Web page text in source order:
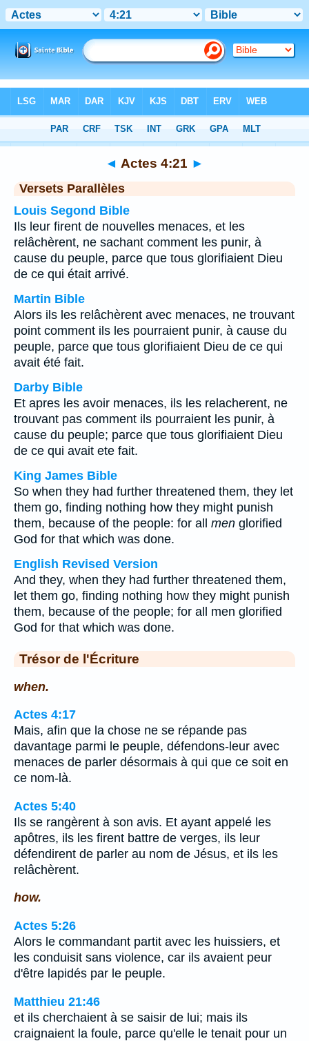
Chapitre 4> Verset 21
◄ Actes 4:21 ►
Versets Parallèles
Louis Segond Bible
Ils leur firent de nouvelles menaces, et les
relâchèrent, ne sachant comment les punir, à
cause du peuple, parce que tous glorifiaient Dieu
de ce qui était arrivé.
Martin Bible
Alors ils les relâchèrent avec menaces, ne trouvant
point comment ils les pourraient punir, à cause du
peuple, parce que tous glorifiaient Dieu de ce qui
avait été fait.
Darby Bible
Et apres les avoir menaces, ils les relacherent, ne
trouvant pas comment ils pourraient les punir, à
cause du peuple; parce que tous glorifiaient Dieu
de ce qui avait ete fait.
King James Bible
So when they had further threatened them, they let
them go, finding nothing how they might punish
them, because of the people: for all men glorified
God for that which was done.
English Revised Version
And they, when they had further threatened them,
let them go, finding nothing how they might punish
them, because of the people; for all men glorified
God for that which was done.
Trésor de l'Écriture
when.
Actes 4:17
Mais, afin que la chose ne se répande pas
davantage parmi le peuple, défendons-leur avec
menaces de parler désormais à qui que ce soit en
ce nom-là.
Actes 5:40
Ils se rangèrent à son avis. Et ayant appelé les
apôtres, ils les firent battre de verges, ils leur
défendirent de parler au nom de Jésus, et ils les
relâchèrent.
how.
Actes 5:26
Alors le commandant partit avec les huissiers, et
les conduisit sans violence, car ils avaient peur
d'être lapidés par le peuple.
Matthieu 21:46
et ils cherchaient à se saisir de lui; mais ils
craignaient la foule, parce qu'elle le tenait pour un